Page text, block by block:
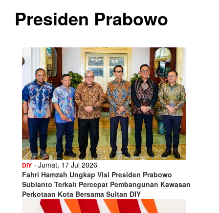
Presiden Prabowo
DIY - Jumat, 17 Jul 2026
Fahri Hamzah Ungkap Visi Presiden Prabowo
Subianto Terkait Percepat Pembangunan Kawasan
Perkotaan Kota Bersama Sultan DIY